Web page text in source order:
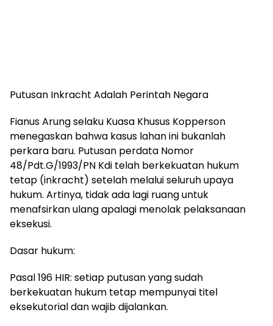
Putusan Inkracht Adalah Perintah Negara
Fianus Arung selaku Kuasa Khusus Kopperson
menegaskan bahwa kasus lahan ini bukanlah
perkara baru. Putusan perdata Nomor
48/Pdt.G/1993/PN Kdi telah berkekuatan hukum
tetap (inkracht) setelah melalui seluruh upaya
hukum. Artinya, tidak ada lagi ruang untuk
menafsirkan ulang apalagi menolak pelaksanaan
eksekusi.
Dasar hukum:
Pasal 196 HIR: setiap putusan yang sudah
berkekuatan hukum tetap mempunyai titel
eksekutorial dan wajib dijalankan.